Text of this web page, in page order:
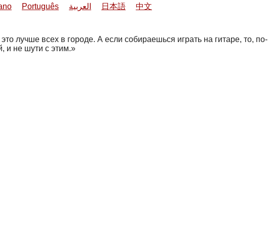
Português العربية 日本語 中文
лучше всех в городе. А если собираешься играть на гитаре, то, по-
и не шути с этим.